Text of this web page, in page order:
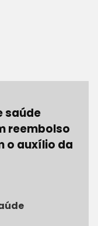
saúde
reembolso
o auxílio da